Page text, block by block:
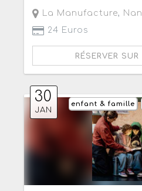
La Manufacture,
24 Euros
RÉSERVER SUR
30
JAN
enfant & famille